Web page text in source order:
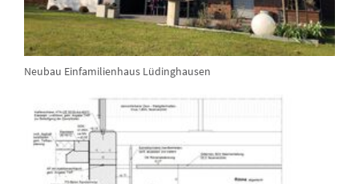
Neubau Einfamilienhaus Lüdinghausen